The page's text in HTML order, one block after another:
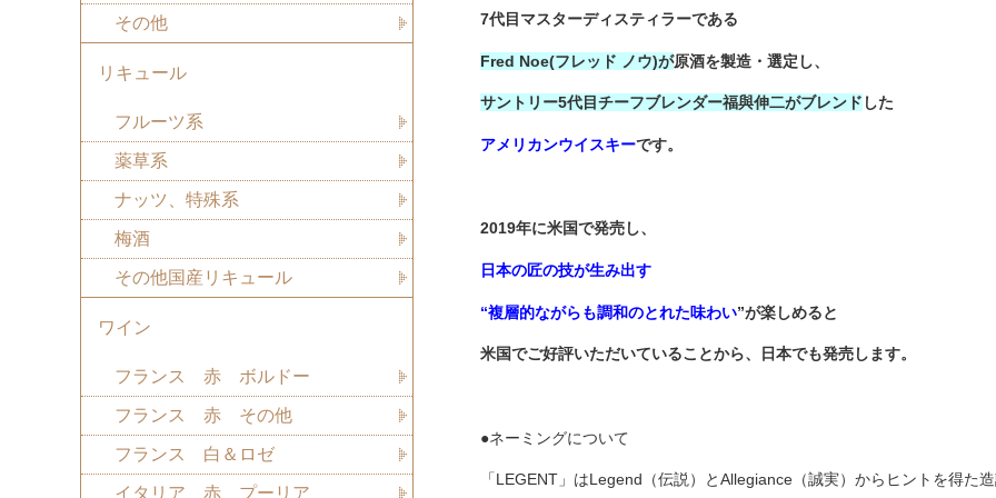
7代目マスターディスティラーである
Fred Noe(フレッド ノウ)が原酒を製造・選定し、
サントリー5代目チーフブレンダー福與伸二がブレンド した
アメリカンウイスキーです。
2019年に米国で発売し、
日本の匠の技が生み出す
“複層的ながらも調和のとれた味わい”が楽しめると
米国でご好評いただいていることから、日本でも発売します。
●ネーミングについて
「LEGENT」はLegend（伝説）とAllegiance（誠実）からヒントを得た造
その他
リキュール
フルーツ系
薬草系
ナッツ、特殊系
梅酒
その他国産リキュール
ワイン
フランス 赤 ボルドー
フランス 赤 その他
フランス 白＆ロゼ
イタリア 赤 プーリア